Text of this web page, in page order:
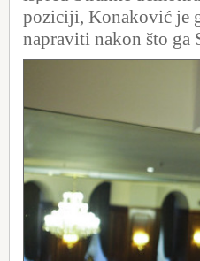
poziciji, Konaković je
napraviti nakon što ga